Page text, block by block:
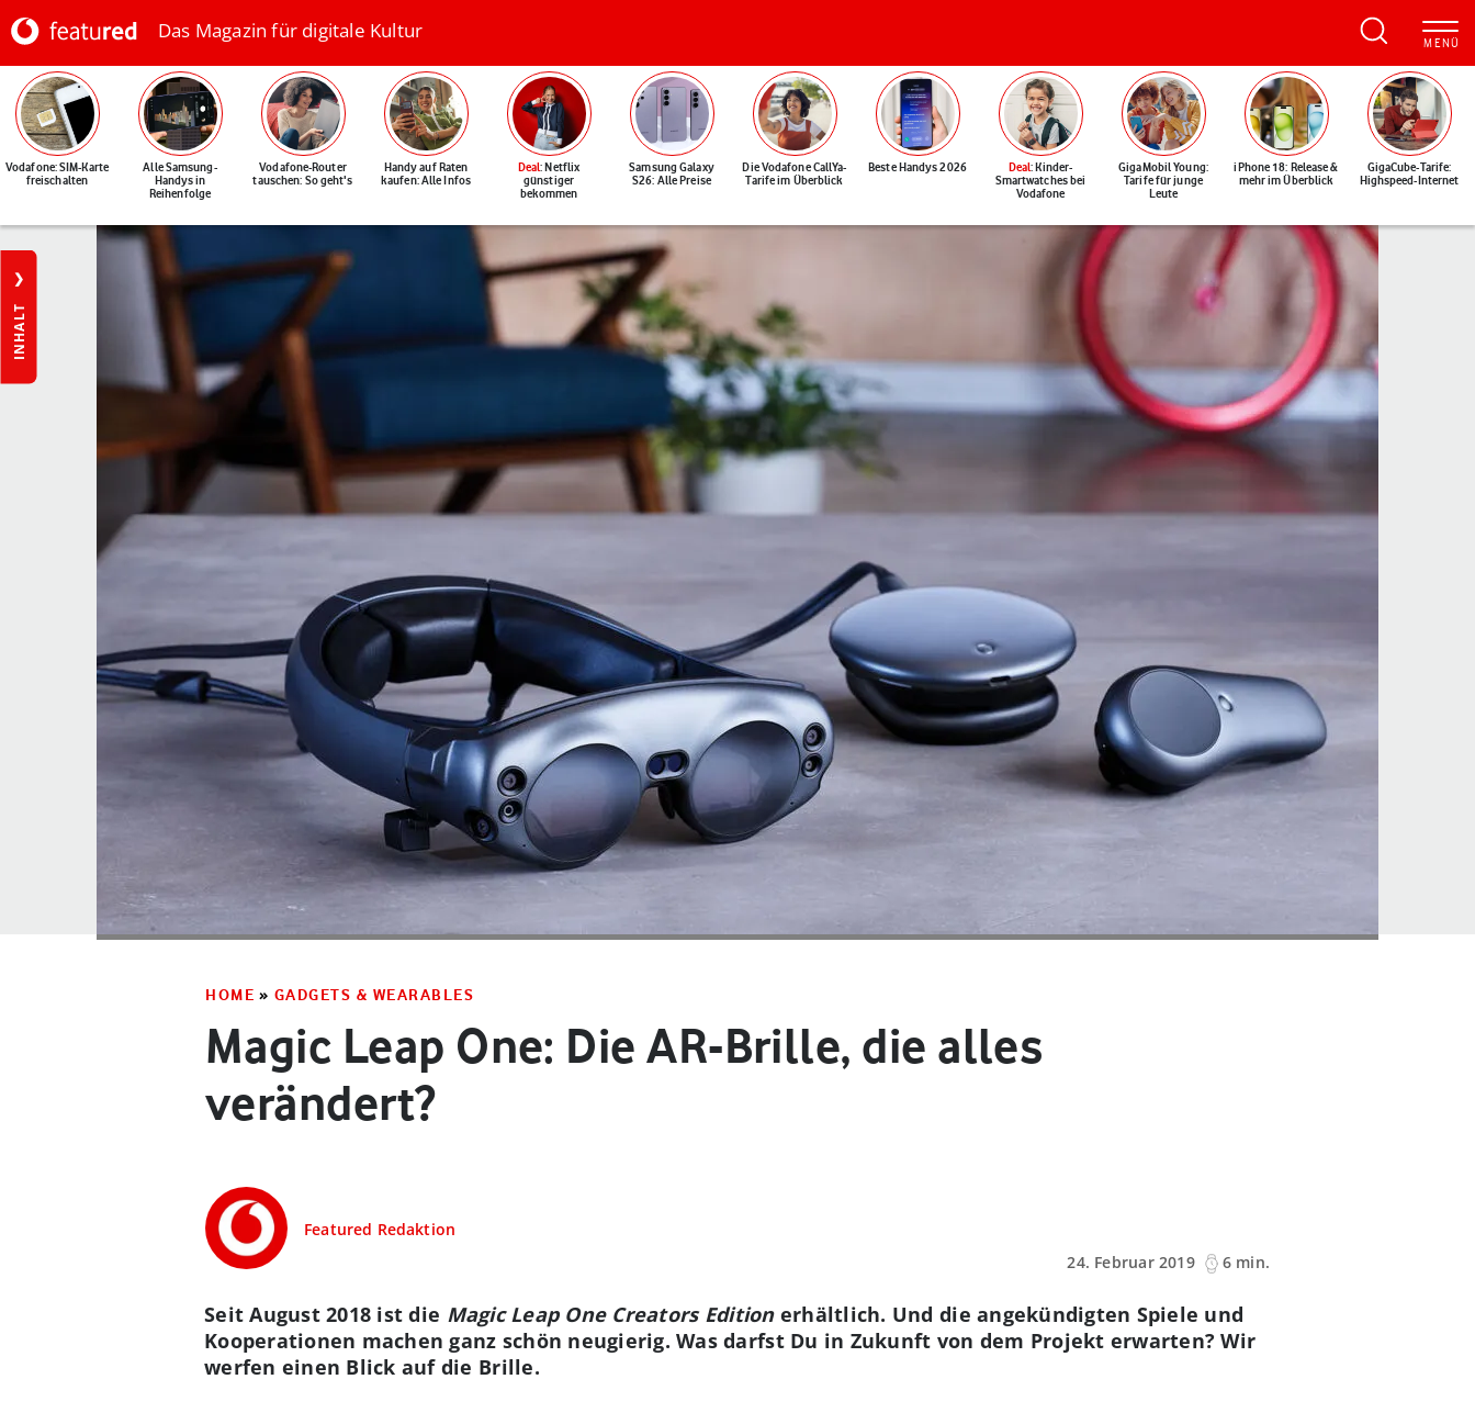
Das Magazin für digitale Kultur
Vodafone: SIM-Karte
freischalten
Alle Samsung-
Handys in
Reihenfolge
Vodafone-Router
tauschen: So geht's
Handy auf Raten
kaufen: Alle Infos
Deal: Netflix
günstiger
bekommen
Samsung Galaxy
S26: Alle Preise
Die Vodafone CallYa-
Tarife im Überblick
Beste Handys 2026 Deal: Kinder-
Smartwatches bei
Vodafone
GigaMobil Young:
Tarife für junge
Leute
iPhone 18: Release &
mehr im Überblick
GigaCube-Tarife:
Highspeed-Internet
INHALT
HOME » GADGETS & WEARABLES
Magic Leap One: Die AR-Brille, die alles
verändert?
Featured Redaktion
24. Februar 2019
6 min.
Seit August 2018 ist die Magic Leap One Creators Editionerhältlich. Und die angekündigten Spiele und
Kooperationen machen ganz schön neugierig. Was darfst Du in Zukunft von dem Projekt erwarten? Wir
werfen einen Blick auf die Brille.